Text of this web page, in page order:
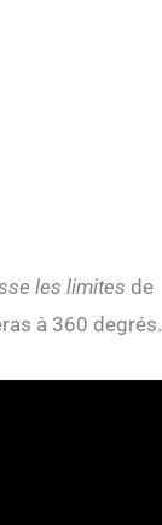
les limites de
à 360 degrés.